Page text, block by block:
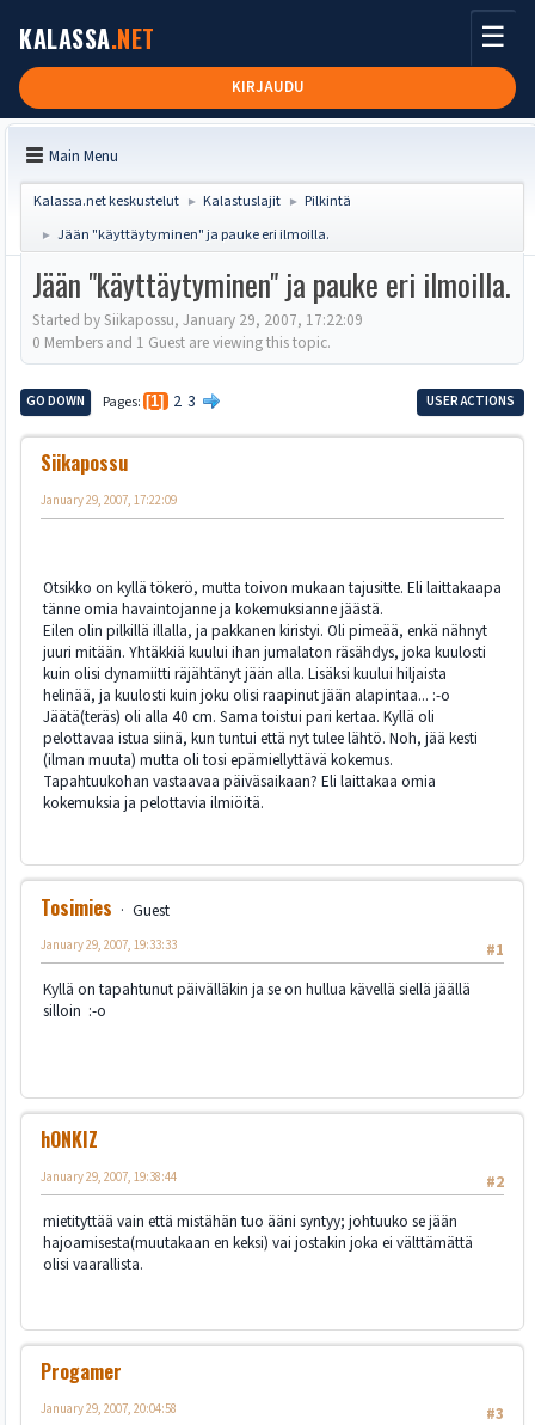
KALASSA.NET
KIRJAUDU
☰
Main Menu
Kalassa.net keskustelut ► Kalastuslajit ► Pilkintä
► Jään "käyttäytyminen" ja pauke eri ilmoilla.
Jään "käyttäytyminen" ja pauke eri ilmoilla.
Started by Siikapossu, January 29, 2007, 17:22:09
0 Members and 1 Guest are viewing this topic.
GO DOWN Pages 1 2 3 USER ACTIONS
Siikapossu
January 29, 2007, 17:22:09
Otsikko on kyllä tökerö, mutta toivon mukaan tajusitte. Eli laittakaapa
tänne omia havaintojanne ja kokemuksianne jäästä.
Eilen olin pilkillä illalla, ja pakkanen kiristyi. Oli pimeää, enkä nähnyt
juuri mitään. Yhtäkkiä kuului ihan jumalaton räsähdys, joka kuulosti
kuin olisi dynamiitti räjähtänyt jään alla. Lisäksi kuului hiljaista
helinää, ja kuulosti kuin joku olisi raapinut jään alapintaa... :-o
Jäätä(teräs) oli alla 40 cm. Sama toistui pari kertaa. Kyllä oli
pelottavaa istua siinä, kun tuntui että nyt tulee lähtö. Noh, jää kesti
(ilman muuta) mutta oli tosi epämiellyttävä kokemus.
Tapahtuukohan vastaavaa päiväsaikaan? Eli laittakaa omia
kokemuksia ja pelottavia ilmiöitä.
Tosimies
Guest
#1
January 29, 2007, 19:33:33
Kyllä on tapahtunut päivälläkin ja se on hullua kävellä siellä jäällä
silloin :-o
hONKIZ
#2
January 29, 2007, 19:38:44
mietityttää vain että mistähän tuo ääni syntyy; johtuuko se jään
hajoamisesta(muutakaan en keksi) vai jostakin joka ei välttämättä
olisi vaarallista.
Progamer
#3
January 29, 2007, 20:04:58